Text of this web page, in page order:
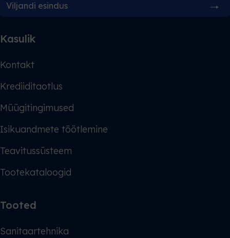
Viljandi esindus
Kasulik
Kontakt
Krediiditaotlus
Müügitingimused
Isikuandmete töötlemine
Teavitussüsteem
Tootekataloogid
Tooted
Sanitaartehnika